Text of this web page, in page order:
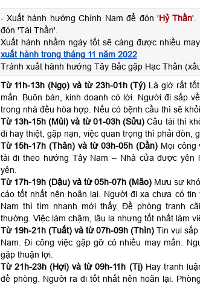
- Xuất hành hướng Chính Nam để đón 'Hỷ Thần'.
đón 'Tài Thần'.
Xuất hành nhằm ngày tốt sẽ càng được nhiều
xuất hành trong tháng 11 năm 2022
Tránh xuất hành hướng Tây Bắc gặp Hạc Thần
Từ 11h-13h (Ngọ) và từ 23h-01h (Tý) Là giờ rất
mắn. Buôn bán, kinh doanh có lời. Người đi sắp
trong nhà đều hòa hợp. Nếu có bệnh cầu thì sẽ
Từ 13h-15h (Mùi) và từ 01-03h (Sửu) Cầu tài thì
đi hay thiệt, gặp nạn, việc quan trọng thì phải đòn,
Từ 15h-17h (Thân) và từ 03h-05h (Dần) Mọi công
tài đi theo hướng Tây Nam – Nhà cửa được yên
yên.
Từ 17h-19h (Dậu) và từ 05h-07h (Mão) Mưu sự
cáo tốt nhất nên hoãn lại. Người đi xa chưa có
Nam thì tìm nhanh mới thấy. Đề phòng tranh
thường. Việc làm chậm, lâu la nhưng tốt nhất làm
Từ 19h-21h (Tuất) và từ 07h-09h (Thìn) Tin vui
Nam. Đi công việc gặp gỡ có nhiều may mắn.
gặp thuận lợi.
Từ 21h-23h (Hợi) và từ 09h-11h (Tị) Hay tranh
đề phòng. Người ra đi tốt nhất nên hoãn lại.